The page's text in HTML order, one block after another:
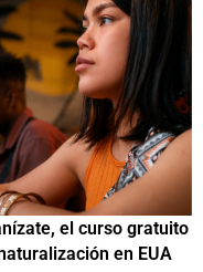
el curso gratuito
en EUA